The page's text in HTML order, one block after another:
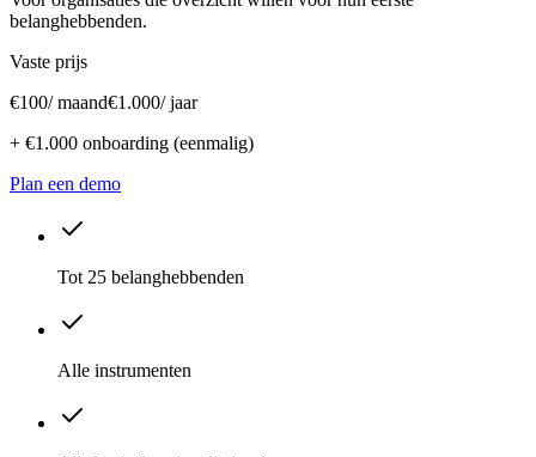
belanghebbenden.
Vaste prijs
€100/ maand€1.000/ jaar
+ €1.000 onboarding (eenmalig)
Plan een demo
Tot 25 belanghebbenden
Alle instrumenten